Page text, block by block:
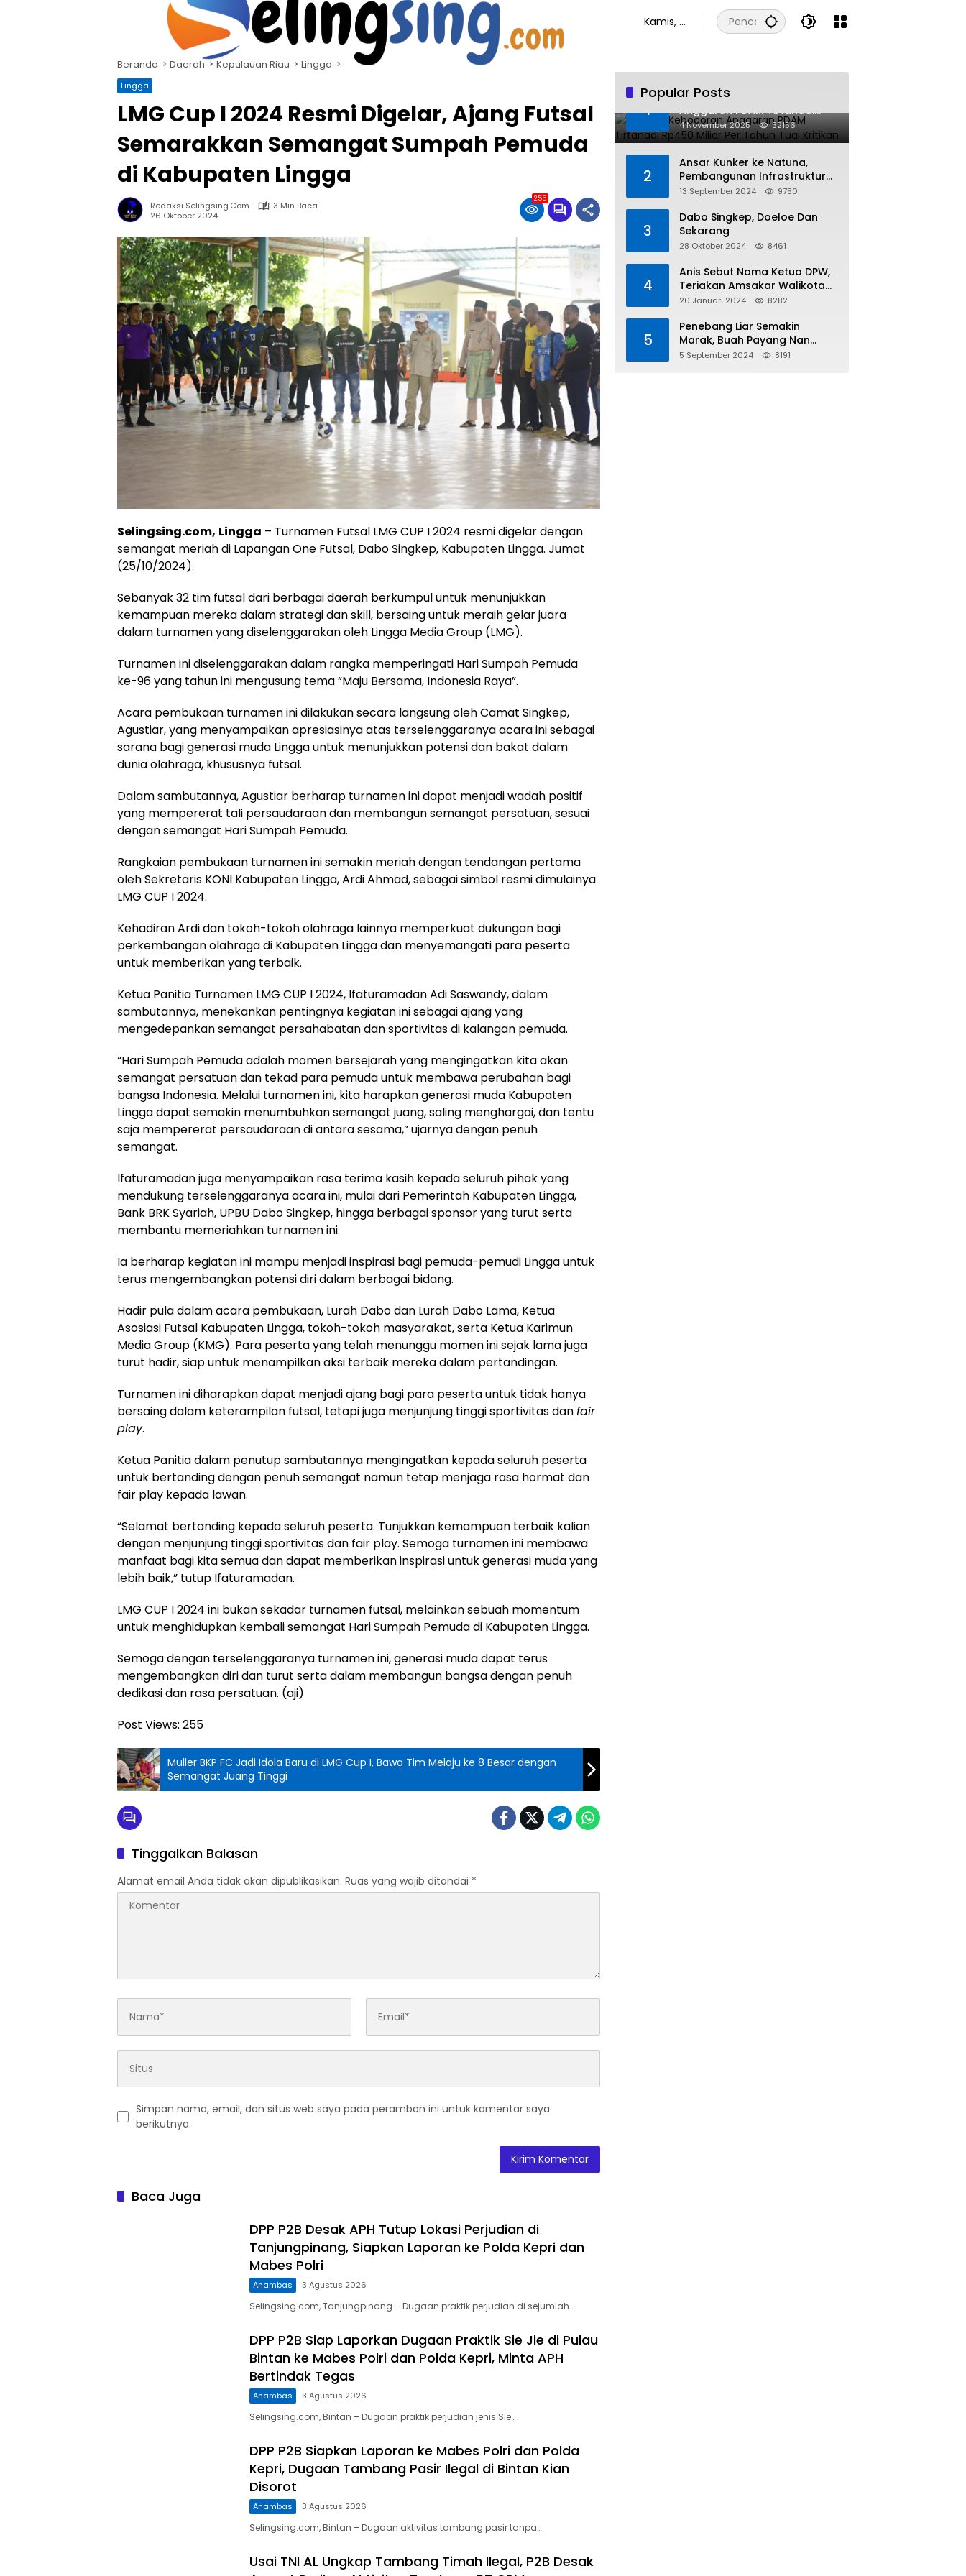
Kamis, 6
Beranda Daerah Kepulauan Riau Lingga
Lingga
LMG Cup I 2024 Resmi Digelar, Ajang Futsal
Semarakkan Semangat Sumpah Pemuda
di Kabupaten Lingga
Redaksi Selingsing.com
3 Min Baca
26 Oktober 2024
255
Selingsing.com, Lingga – Turnamen Futsal LMG CUP I 2024 resmi digelar dengan
semangat meriah di Lapangan One Futsal, Dabo Singkep, Kabupaten Lingga. Jumat
(25/10/2024).
Sebanyak 32 tim futsal dari berbagai daerah berkumpul untuk menunjukkan
kemampuan mereka dalam strategi dan skill, bersaing untuk meraih gelar juara
dalam turnamen yang diselenggarakan oleh Lingga Media Group (LMG).
Turnamen ini diselenggarakan dalam rangka memperingati Hari Sumpah Pemuda
ke-96 yang tahun ini mengusung tema “Maju Bersama, Indonesia Raya”.
Acara pembukaan turnamen ini dilakukan secara langsung oleh Camat Singkep,
Agustiar, yang menyampaikan apresiasinya atas terselenggaranya acara ini sebagai
sarana bagi generasi muda Lingga untuk menunjukkan potensi dan bakat dalam
dunia olahraga, khususnya futsal.
Dalam sambutannya, Agustiar berharap turnamen ini dapat menjadi wadah positif
yang mempererat tali persaudaraan dan membangun semangat persatuan, sesuai
dengan semangat Hari Sumpah Pemuda.
Rangkaian pembukaan turnamen ini semakin meriah dengan tendangan pertama
oleh Sekretaris KONI Kabupaten Lingga, Ardi Ahmad, sebagai simbol resmi dimulainya
LMG CUP I 2024.
Kehadiran Ardi dan tokoh-tokoh olahraga lainnya memperkuat dukungan bagi
perkembangan olahraga di Kabupaten Lingga dan menyemangati para peserta
untuk memberikan yang terbaik.
Ketua Panitia Turnamen LMG CUP I 2024, Ifaturamadan Adi Saswandy, dalam
sambutannya, menekankan pentingnya kegiatan ini sebagai ajang yang
mengedepankan semangat persahabatan dan sportivitas di kalangan pemuda.
“Hari Sumpah Pemuda adalah momen bersejarah yang mengingatkan kita akan
semangat persatuan dan tekad para pemuda untuk membawa perubahan bagi
bangsa Indonesia. Melalui turnamen ini, kita harapkan generasi muda Kabupaten
Lingga dapat semakin menumbuhkan semangat juang, saling menghargai, dan tentu
saja mempererat persaudaraan di antara sesama,” ujarnya dengan penuh
semangat.
Ifaturamadan juga menyampaikan rasa terima kasih kepada seluruh pihak yang
mendukung terselenggaranya acara ini, mulai dari Pemerintah Kabupaten Lingga,
Bank BRK Syariah, UPBU Dabo Singkep, hingga berbagai sponsor yang turut serta
membantu memeriahkan turnamen ini.
Ia berharap kegiatan ini mampu menjadi inspirasi bagi pemuda-pemudi Lingga untuk
terus mengembangkan potensi diri dalam berbagai bidang.
Hadir pula dalam acara pembukaan, Lurah Dabo dan Lurah Dabo Lama, Ketua
Asosiasi Futsal Kabupaten Lingga, tokoh-tokoh masyarakat, serta Ketua Karimun
Media Group (KMG). Para peserta yang telah menunggu momen ini sejak lama juga
turut hadir, siap untuk menampilkan aksi terbaik mereka dalam pertandingan.
Turnamen ini diharapkan dapat menjadi ajang bagi para peserta untuk tidak hanya
bersaing dalam keterampilan futsal, tetapi juga menjunjung tinggi sportivitas danfair
play.
Ketua Panitia dalam penutup sambutannya mengingatkan kepada seluruh peserta
untuk bertanding dengan penuh semangat namun tetap menjaga rasa hormat dan
fair play kepada lawan.
“Selamat bertanding kepada seluruh peserta. Tunjukkan kemampuan terbaik kalian
dengan menjunjung tinggi sportivitas dan fair play. Semoga turnamen ini membawa
manfaat bagi kita semua dan dapat memberikan inspirasi untuk generasi muda yang
lebih baik,” tutup Ifaturamadan.
LMG CUP I 2024 ini bukan sekadar turnamen futsal, melainkan sebuah momentum
untuk menghidupkan kembali semangat Hari Sumpah Pemuda di Kabupaten Lingga.
Semoga dengan terselenggaranya turnamen ini, generasi muda dapat terus
mengembangkan diri dan turut serta dalam membangun bangsa dengan penuh
dedikasi dan rasa persatuan. (aji)
Post Views: 255
Muller BKP FC Jadi Idola Baru di LMG Cup I, Bawa Tim Melaju ke 8 Besar dengan
Semangat Juang Tinggi
Tinggalkan Balasan
Alamat email Anda tidak akan dipublikasikan. Ruas yang wajib ditandai *
Simpan nama, email, dan situs web saya pada peramban ini untuk komentar saya
berikutnya.
Baca Juga
DPP P2B Desak APH Tutup Lokasi Perjudian di
Tanjungpinang, Siapkan Laporan ke Polda Kepri dan
Mabes Polri
Anambas 3 Agustus 2026
Selingsing.com, Tanjungpinang – Dugaan praktik perjudian di sejumlah…
DPP P2B Siap Laporkan Dugaan Praktik Sie Jie di Pulau
Bintan ke Mabes Polri dan Polda Kepri, Minta APH
Bertindak Tegas
Anambas 3 Agustus 2026
Selingsing.com, Bintan – Dugaan praktik perjudian jenis Sie…
DPP P2B Siapkan Laporan ke Mabes Polri dan Polda
Kepri, Dugaan Tambang Pasir Ilegal di Bintan Kian
Disorot
Anambas 3 Agustus 2026
Selingsing.com, Bintan – Dugaan aktivitas tambang pasir tanpa…
Usai TNI AL Ungkap Tambang Timah Ilegal, P2B Desak
Popular Posts
1
Dugaan Kebocoran
Anggaran PDAM Tirtanadi
Rp450 Miliar Per Tahun Tuai
Kritikan
4 November 2025 32156
2
Ansar Kunker ke Natuna,
Pembangunan Infrastruktur
dan Bantuan Sosial
Tiga
13 September 2024 9750
3
Dabo Singkep, Doeloe Dan
Sekarang
28 Oktober 2024 8461
4
Anis Sebut Nama Ketua DPW,
Teriakan Amsakar Walikota
Batam Menggema
20 Januari 2024 8282
5
Penebang Liar Semakin
Marak, Buah Payang Nan
Langka Pun Jadi Targetnya
5 September 2024 8191